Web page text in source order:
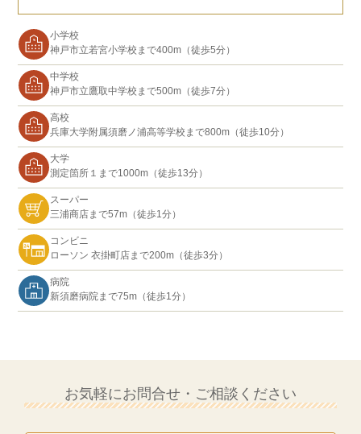
小学校
神戸市立若宮小学校まで400m（徒歩5分）
中学校
神戸市立鷹取中学校まで500m（徒歩7分）
高校
兵庫大学附属須磨ノ浦高等学校まで800m（徒歩10分）
大学
測定箇所１まで1000m（徒歩13分）
スーパー
三浦商店まで57m（徒歩1分）
コンビニ
ローソン 衣掛町店まで200m（徒歩3分）
病院
新須磨病院まで75m（徒歩1分）
お気軽にお問合せ・ご相談ください